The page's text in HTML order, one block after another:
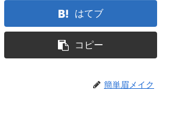
はてブ
コピー
簡単眉メイク